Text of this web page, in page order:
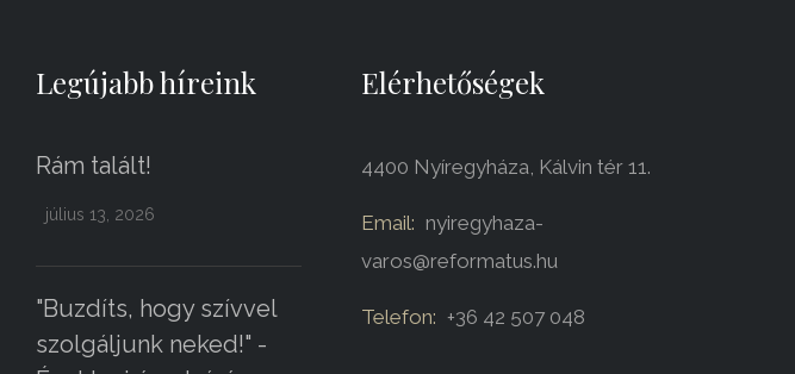
Legújabb híreink
Rám talált!
július 13, 2026
"Buzdíts, hogy szívvel
szolgáljunk neked!" -
Elérhetőségek
4400 Nyíregyháza, Kálvin tér 11.
Email: nyiregyhaza-
varos@reformatus.hu
Telefon: +36 42 507 048